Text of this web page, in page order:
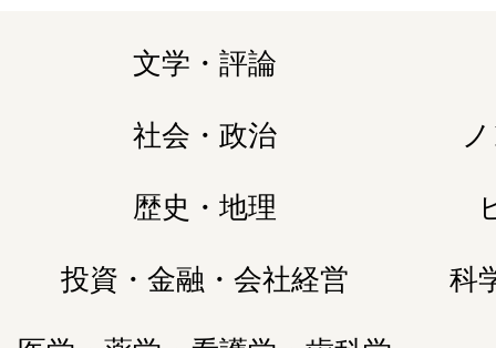
文学・評論
社会・政治
歴史・地理
投資・金融・会社経営 科